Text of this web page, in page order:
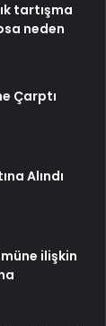
tartışma
neden
Çarptı
Alındı
ilişkin